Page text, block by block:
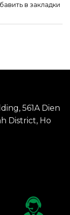
в закладки
561A Dien
District, Ho